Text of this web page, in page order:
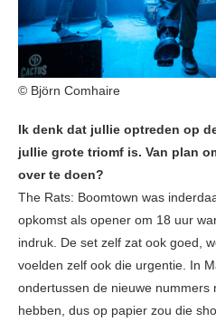
© Björn Comhaire
Ik denk dat jullie optreden op
jullie grote triomf is. Van plan
over te doen?
The Rats: Boomtown was
opkomst als opener om 18 uur
indruk. De set zelf zat ook goed,
voelden zelf ook die urgentie. In
ondertussen de nieuwe nummers
hebben, dus op papier zou die